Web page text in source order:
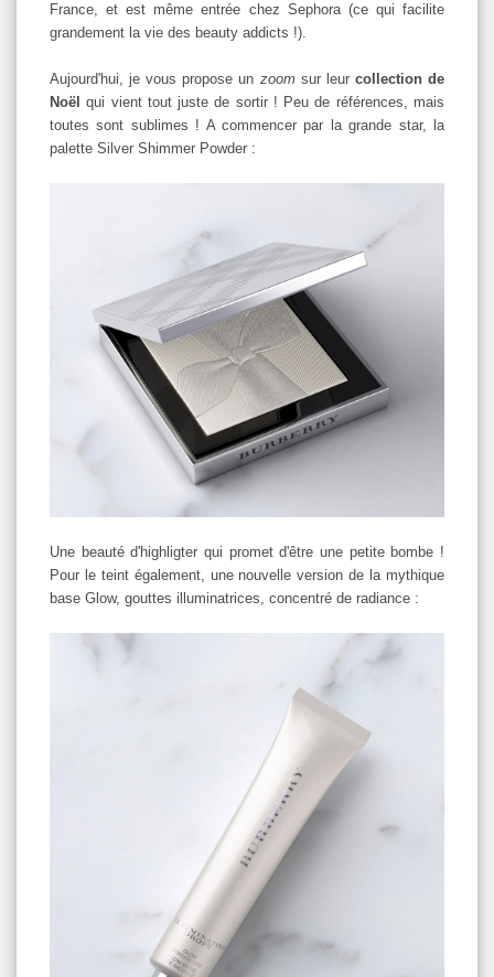
France, et est même entrée chez Sephora (ce qui facilite
grandement la vie des beauty addicts !).
Aujourd'hui, je vous propose un zoom sur leur collection de
Noël qui vient tout juste de sortir ! Peu de références, mais
toutes sont sublimes ! A commencer par la grande star, la
palette Silver Shimmer Powder :
Une beauté d'highligter qui promet d'être une petite bombe !
Pour le teint également, une nouvelle version de la mythique
base Glow, gouttes illuminatrices, concentré de radiance :